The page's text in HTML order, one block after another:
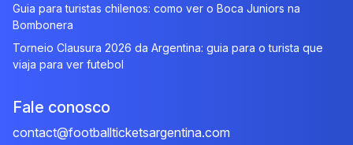
Guia para turistas chilenos: como ver o Boca Juniors na
Bombonera
Torneio Clausura 2026 da Argentina: guia para o turista que
viaja para ver futebol
Fale conosco
contact@footballticketsargentina.com